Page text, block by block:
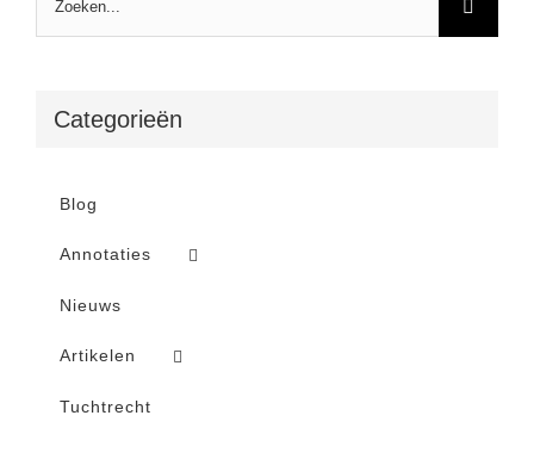
Categorieën
Blog
Annotaties
Nieuws
Artikelen
Tuchtrecht